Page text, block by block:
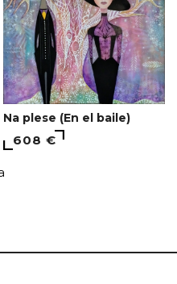
Na plese (En el baile)
608 €